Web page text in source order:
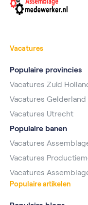
Vacatures
Populaire provincies
Vacatures Zuid
Vacatures Gelderland
Vacatures Utrecht
Populaire banen
Vacatures
Vacatures
Vacatures
Populaire artikelen